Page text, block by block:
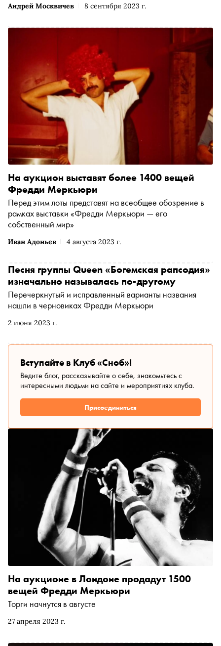
Андрей Москвичев 8 сентября 2023 г.
Иван Адоньев 4 августа 2023 г.
На аукцион выставят более 1400 вещей
Фредди Меркьюри
Перед этим лоты представят на всеобщее обозрение в
рамках выставки «Фредди Меркьюри — его
собственный мир»
2 июня 2023 г.
Песня группы Queen «Богемская рапсодия»
изначально называлась по-другому
Перечеркнутый и исправленный варианты названия
нашли в черновиках Фредди Меркьюри
Вступайте в Клуб «Сноб»!
Ведите блог, рассказывайте о себе, знакомьтесь с
интересными людьми на сайте и мероприятиях клуба.
Присоединиться
27 апреля 2023 г.
На аукционе в Лондоне продадут 1500
вещей Фредди Меркьюри
Торги начнутся в августе